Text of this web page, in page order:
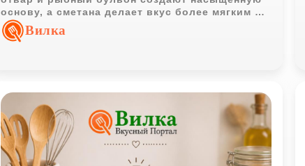
основу, а сметана делает вкус более мягким и
гармоничным.
Вилка